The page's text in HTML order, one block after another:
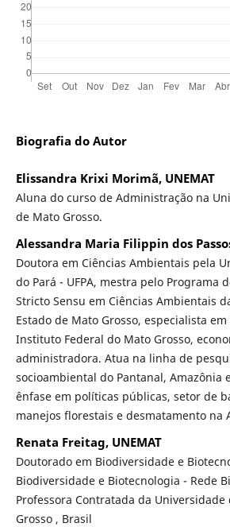
Biografia do Autor
Elissandra Krixi Morimã, UNEMAT
Aluna do curso de Administração na
de Mato Grosso.
Alessandra Maria Filippin dos
Doutora em Ciências Ambientais pela
do Pará - UFPA, mestra pelo Programa
Stricto Sensu em Ciências Ambientais
Estado de Mato Grosso, especialista
Instituto Federal do Mato Grosso,
administradora. Atua na linha de
socioambiental do Pantanal, Amazônia
ênfase em políticas públicas, setor de
manejos florestais e desmatamento na
Renata Freitag, UNEMAT
Doutorado em Biodiversidade e
Biodiversidade e Biotecnologia - Rede
Professora Contratada da Universidade
Grosso , Brasil